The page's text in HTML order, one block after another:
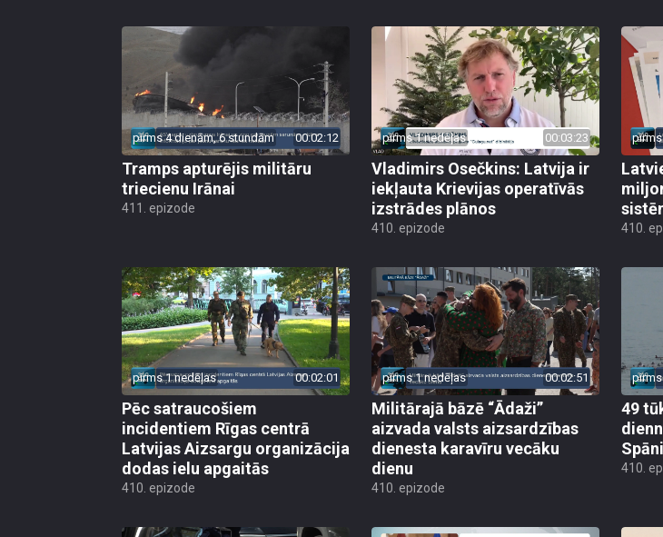
pirms 4 dienām, 6 stundām 00:02:12
Tramps apturējis militāru
triecienu Irānai
411. epizode
pirms 1 nedēļas 00:03:23
Vladimirs Osečkins: Latvija ir
iekļauta Krievijas operatīvās
izstrādes plānos
410. epizode 410.
pirms 1 nedēļas 00:02:01
Pēc satraucošiem
incidentiem Rīgas centrā
Latvijas Aizsargu organizācija
dodas ielu apgaitās
410. epizode
pirms 1 nedēļas 00:02:51
Militārajā bāzē “Ādaži”
aizvada valsts aizsardzības
dienesta karavīru vecāku
dienu
410. epizode
49
410.